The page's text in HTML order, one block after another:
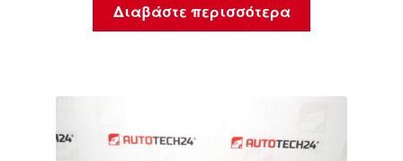
Διαβάστε περισσότερα